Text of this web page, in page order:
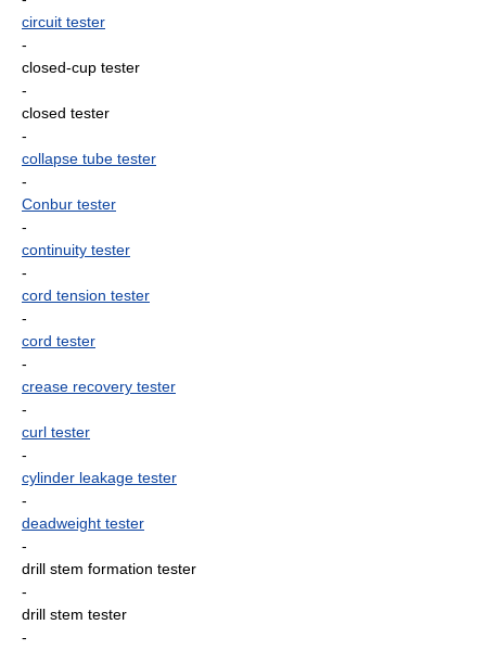
circuit tester
-
closed-cup tester
-
closed tester
-
collapse tube tester
-
Conbur tester
-
continuity tester
-
cord tension tester
-
cord tester
-
crease recovery tester
-
curl tester
-
cylinder leakage tester
-
deadweight tester
-
drill stem formation tester
-
drill stem tester
-